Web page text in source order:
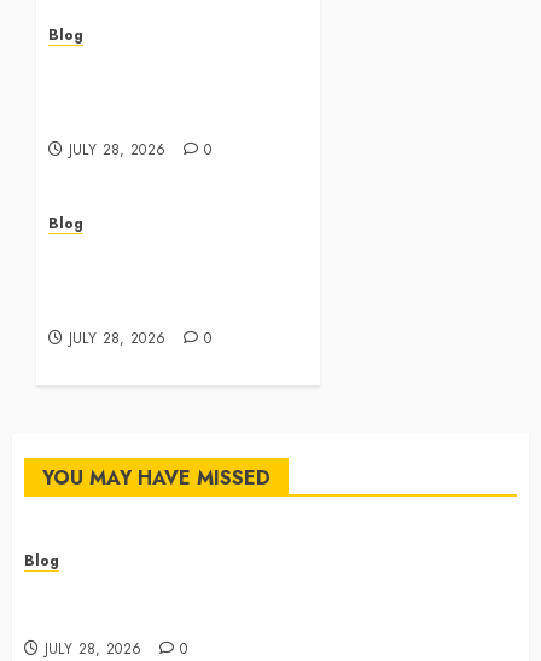
Blog
JULY 28, 2026 0
Blog
JULY 28, 2026 0
YOU MAY HAVE MISSED
Blog
JULY 28, 2026 0